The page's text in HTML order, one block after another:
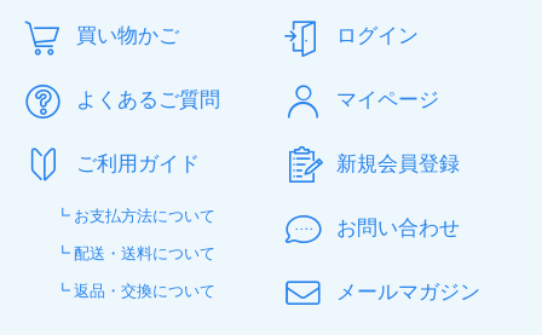
買い物かご
よくあるご質問
ご利用ガイド
┗ お支払方法について
┗ 配送・送料について
┗ 返品・交換について
ログイン
マイページ
新規会員登録
お問い合わせ
メールマガジン